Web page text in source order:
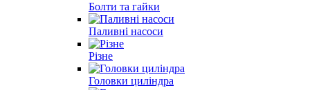
Болти та гайки
Паливні насоси
Різне
Головки циліндра